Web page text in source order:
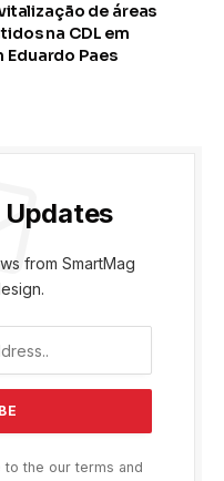
de áreas
na CDL em
Paes
from SmartMag
to the our terms and